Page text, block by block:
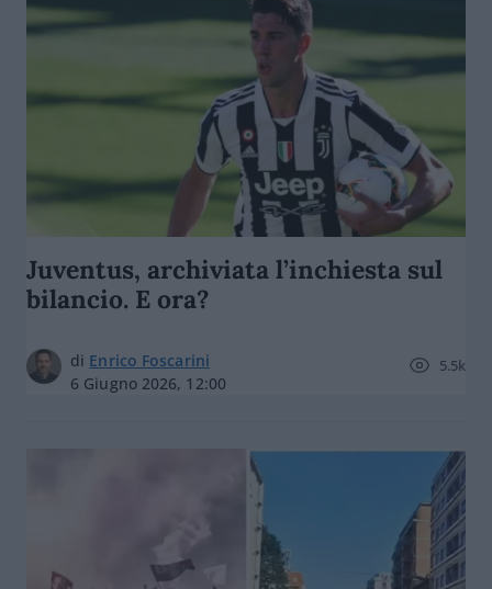
Juventus, archiviata l’inchiesta sul
bilancio. E ora?
di Enrico Foscarini
6 Giugno 2026, 12:00
5.5k